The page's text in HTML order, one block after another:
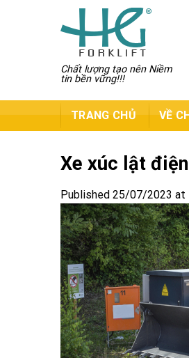
Chất lượng tạo nên Niềm
tin bền vững!!!
TRANG CHỦ VỀ
Xe xúc lật
Published 25/07/2023 at